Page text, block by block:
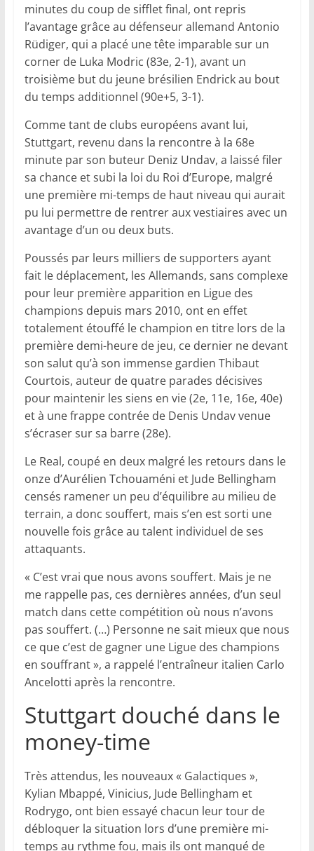
minutes du coup de sifflet final, ont repris
l’avantage grâce au défenseur allemand Antonio
Rüdiger, qui a placé une tête imparable sur un
corner de Luka Modric (83e, 2-1), avant un
troisième but du jeune brésilien Endrick au bout
du temps additionnel (90e+5, 3-1).
Comme tant de clubs européens avant lui,
Stuttgart, revenu dans la rencontre à la 68e
minute par son buteur Deniz Undav, a laissé filer
sa chance et subi la loi du Roi d’Europe, malgré
une première mi-temps de haut niveau qui aurait
pu lui permettre de rentrer aux vestiaires avec un
avantage d’un ou deux buts.
Poussés par leurs milliers de supporters ayant
fait le déplacement, les Allemands, sans complexe
pour leur première apparition en Ligue des
champions depuis mars 2010, ont en effet
totalement étouffé le champion en titre lors de la
première demi-heure de jeu, ce dernier ne devant
son salut qu’à son immense gardien Thibaut
Courtois, auteur de quatre parades décisives
pour maintenir les siens en vie (2e, 11e, 16e, 40e)
et à une frappe contrée de Denis Undav venue
s’écraser sur sa barre (28e).
Le Real, coupé en deux malgré les retours dans le
onze d’Aurélien Tchouaméni et Jude Bellingham
censés ramener un peu d’équilibre au milieu de
terrain, a donc souffert, mais s’en est sorti une
nouvelle fois grâce au talent individuel de ses
attaquants.
« C’est vrai que nous avons souffert. Mais je ne
me rappelle pas, ces dernières années, d’un seul
match dans cette compétition où nous n’avons
pas souffert. (…) Personne ne sait mieux que nous
ce que c’est de gagner une Ligue des champions
en souffrant », a rappelé l’entraîneur italien Carlo
Ancelotti après la rencontre.
Stuttgart douché dans le
money-time
Très attendus, les nouveaux « Galactiques »,
Kylian Mbappé, Vinicius, Jude Bellingham et
Rodrygo, ont bien essayé chacun leur tour de
débloquer la situation lors d’une première mi-
temps au rythme fou, mais ils ont manqué de